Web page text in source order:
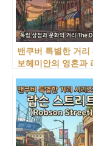
밴쿠버 특별한 거리
보헤미안의 영혼과
이브 (Commercial
Drive)